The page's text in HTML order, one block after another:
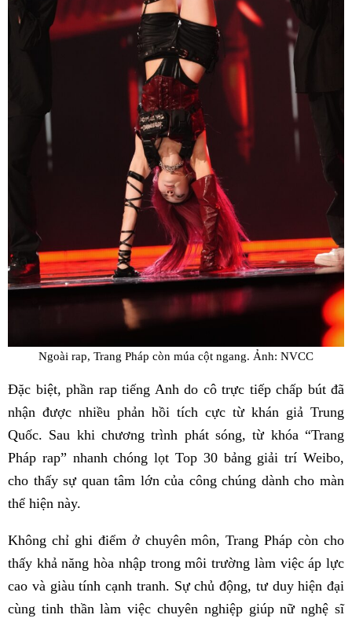
Ngoài rap, Trang Pháp còn múa cột ngang. Ảnh: NVCC
Đặc biệt, phần rap tiếng Anh do cô trực tiếp chấp bút đã
nhận được nhiều phản hồi tích cực từ khán giả Trung
Quốc. Sau khi chương trình phát sóng, từ khóa “Trang
Pháp rap” nhanh chóng lọt Top 30 bảng giải trí Weibo,
cho thấy sự quan tâm lớn của công chúng dành cho màn
thể hiện này.
Không chỉ ghi điểm ở chuyên môn, Trang Pháp còn cho
thấy khả năng hòa nhập trong môi trường làm việc áp lực
cao và giàu tính cạnh tranh. Sự chủ động, tư duy hiện đại
cùng tinh thần làm việc chuyên nghiệp giúp nữ nghệ sĩ